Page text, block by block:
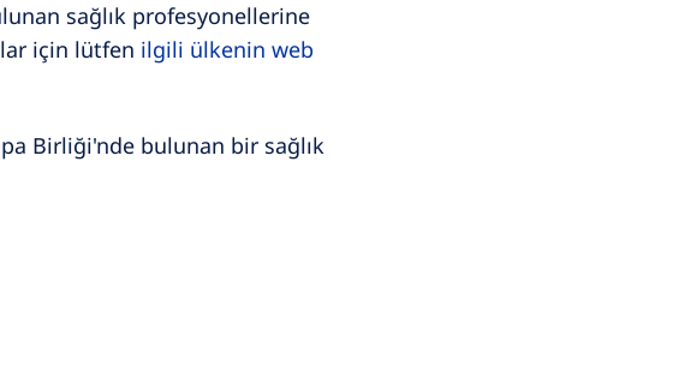
sağlık profesyonellerine
için lütfen ilgili ülkenin web
Birliği'nde bulunan bir sağlık